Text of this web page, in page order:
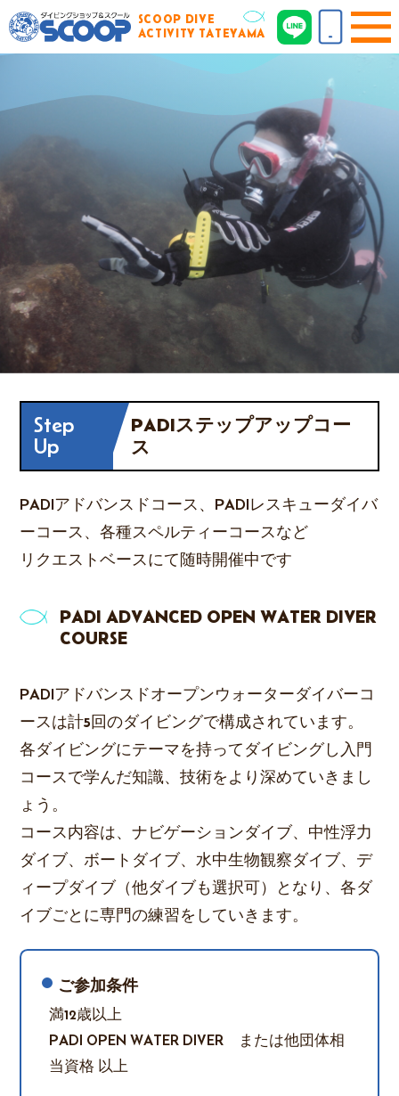
SCOOP DIVE
ACTIVITY TATEYAMA
Step
Up
PADIステップアップコー
ス
PADIアドバンスドコース、PADIレスキューダイバ
ーコース、各種スペルティーコースなど
リクエストベースにて随時開催中です
PADI ADVANCED OPEN WATER DIVER
COURSE
PADIアドバンスドオープンウォーターダイバーコ
ースは計5回のダイビングで構成されています。
各ダイビングにテーマを持ってダイビングし入門
コースで学んだ知識、技術をより深めていきまし
ょう。
コース内容は、ナビゲーションダイブ、中性浮力
ダイブ、ボートダイブ、水中生物観察ダイブ、デ
ィープダイブ（他ダイブも選択可）となり、各ダ
イブごとに専門の練習をしていきます。
ご参加条件
満12歳以上
PADI OPEN WATER DIVER または他団体相
当資格 以上